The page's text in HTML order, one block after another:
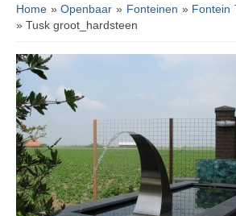
Home »Openbaar » Fonteinen » Fontein
» Tusk groot_hardsteen